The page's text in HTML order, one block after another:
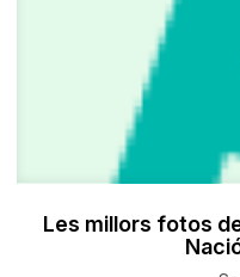
Les millors fotos